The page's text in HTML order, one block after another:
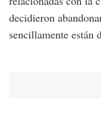
decidieron
sencillamente están